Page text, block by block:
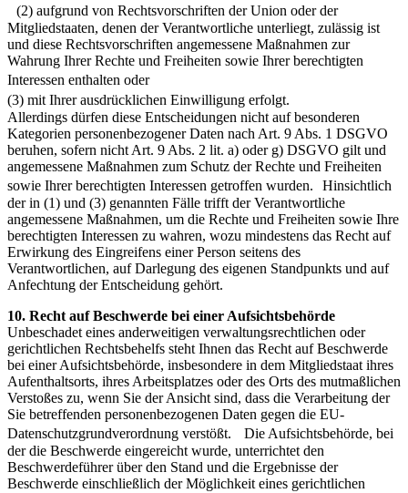
(2) aufgrund von Rechtsvorschriften der Union oder der
Mitgliedstaaten, denen der Verantwortliche unterliegt, zulässig ist
und diese Rechtsvorschriften angemessene Maßnahmen zur
Wahrung Ihrer Rechte und Freiheiten sowie Ihrer berechtigten
Interessen enthalten oder
(3) mit Ihrer ausdrücklichen Einwilligung erfolgt.
Allerdings dürfen diese Entscheidungen nicht auf besonderen
Kategorien personenbezogener Daten nach Art. 9 Abs. 1 DSGVO
beruhen, sofern nicht Art. 9 Abs. 2 lit. a) oder g) DSGVO gilt und
angemessene Maßnahmen zum Schutz der Rechte und Freiheiten
sowie Ihrer berechtigten Interessen getroffen wurden. Hinsichtlich
der in (1) und (3) genannten Fälle trifft der Verantwortliche
angemessene Maßnahmen, um die Rechte und Freiheiten sowie Ihre
berechtigten Interessen zu wahren, wozu mindestens das Recht auf
Erwirkung des Eingreifens einer Person seitens des
Verantwortlichen, auf Darlegung des eigenen Standpunkts und auf
Anfechtung der Entscheidung gehört.
10. Recht auf Beschwerde bei einer Aufsichtsbehörde
Unbeschadet eines anderweitigen verwaltungsrechtlichen oder
gerichtlichen Rechtsbehelfs steht Ihnen das Recht auf Beschwerde
bei einer Aufsichtsbehörde, insbesondere in dem Mitgliedstaat ihres
Aufenthaltsorts, ihres Arbeitsplatzes oder des Orts des mutmaßlichen
Verstoßes zu, wenn Sie der Ansicht sind, dass die Verarbeitung der
Sie betreffenden personenbezogenen Daten gegen die EU-
Datenschutzgrundverordnung verstößt. Die Aufsichtsbehörde, bei
der die Beschwerde eingereicht wurde, unterrichtet den
Beschwerdeführer über den Stand und die Ergebnisse der
Beschwerde einschließlich der Möglichkeit eines gerichtlichen